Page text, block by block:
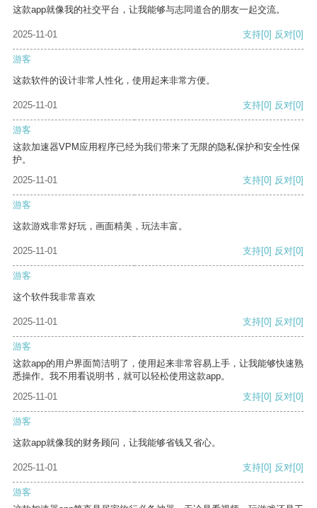
这款app就像我的社交平台，让我能够与志同道合的朋友一起交流。
2025-11-01 支持[0] 反对[0]
游客
这款软件的设计非常人性化，使用起来非常方便。
2025-11-01 支持[0] 反对[0]
游客
这款加速器VPM应用程序已经为我们带来了无限的隐私保护和安全性保
护。
2025-11-01
支持[0] 反对[0]
游客
这款游戏非常好玩，画面精美，玩法丰富。
2025-11-01 支持[0] 反对[0]
游客
这个软件我非常喜欢
2025-11-01 支持[0] 反对[0]
游客
这款app的用户界面简洁明了，使用起来非常容易上手，让我能够快速熟
悉操作。我不用看说明书，就可以轻松使用这款app。
2025-11-01
支持[0] 反对[0]
游客
这款app就像我的财务顾问，让我能够省钱又省心。
2025-11-01 支持[0] 反对[0]
游客